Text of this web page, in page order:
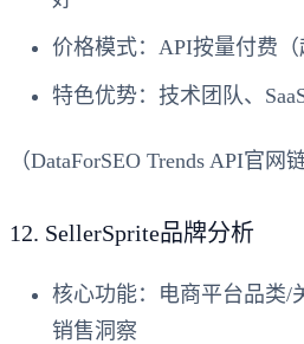
价格模式：API按量付费（
特色优势：技术团队、
（DataForSEO Trends API官网
12. SellerSprite品牌分析
核心功能：电商平台品类/
销售洞察